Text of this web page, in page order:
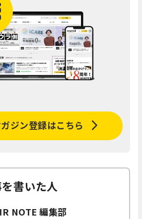
ジン登録はこちら
書いた人
NOTE 編集部